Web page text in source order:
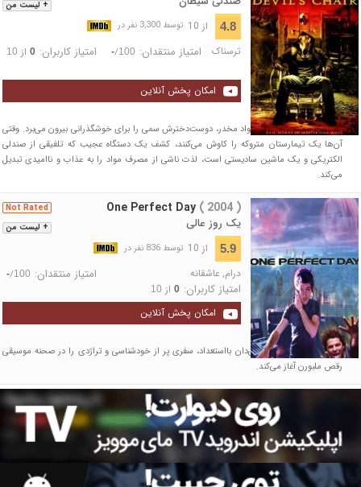
+ لیست من
4.8 از 10 توسط 3,300 نفر در
ترسناک امتیاز منتقدان: -/100 امتیاز کاربران: 0از 10
امکان پخش آنلاین
نیک وست با جیبی پر از مواد مخدر، دوست‌دخترش سمی را برای خوشگذرانی بیرون می‌برد. وقتی
آن‌ها یک تیمارستان متروکه را کاوش می‌کنند، کشف یک دستگاه عجیب که تلفیقی از صندلی
الکتریکی و یک ماشین سادیستی است، لذت ناشی از مصرف مواد را به عذاب و ناامیدی تبدیل
می‌کند.
+ لیست من
Not Rated One Perfect Day ( 2004 )
یک روز عالی
5.9 از 10 توسط 836 نفر در
درام,عاشقانه امتیاز منتقدان: -/100
امتیاز کاربران: 0از 10
امکان پخش آنلاین
تامی ماتیس، یک موسیقی‌دان بااستعداد، سفری پر از خودشناسی و تراژدی را در صحنه موسیقی
رقص ملبورن آغاز می‌کند.